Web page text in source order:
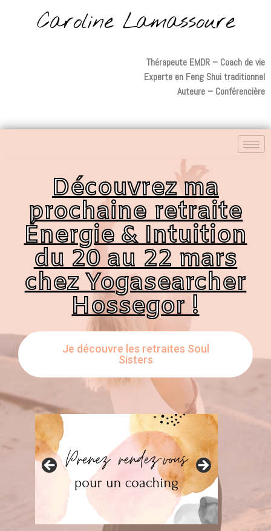
Caroline Lamassoure
Thérapeute EMDR – Coach de vie
Experte en Feng Shui traditionnel
Auteure – Conférencière
Découvrez ma
prochaine retraite
Énergie & Intuition
du 20 au 22 mars
chez Yogasearcher
Hossegor !
Je découvre les retraites Soul
Sisters